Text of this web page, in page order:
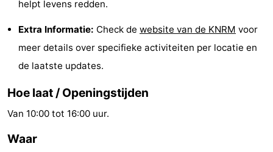
Fietsen
Wandelen
-
Paardrijden
Surfen
-
Wadlopen
Eten
en
Zeehonden
helpt levens redden.
Extra Informatie: Check de website van de KNRM voor
meer details over specifieke activiteiten per locatie en
de laatste updates.
Hoe laat / Openingstijden
Van 10:00 tot 16:00 uur.
Waar